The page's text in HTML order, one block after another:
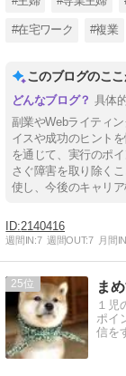
#在宅ワーク #複業
このブログのこ
具体
副業やWebライティ
イスや成功のヒント
を通じて、実行のポ
さぐ障害を取り除く
使し、今後のキャリ
2140416
週間IN:7 週間OUT:7 月間
25 ま
１児
ポイ
信を